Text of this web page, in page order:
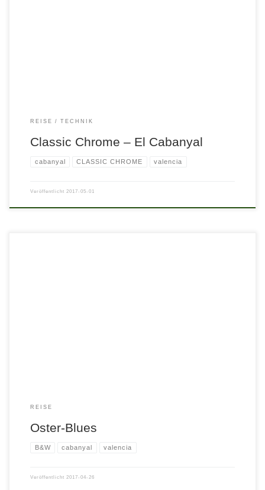
REISE TECHNIK
Classic Chrome – El Cabanyal
cabanyal CLASSIC CHROME valencia
Veröffentlicht 2017-05-01
REISE
Oster-Blues
B&W cabanyal valencia
Veröffentlicht 2017-04-26